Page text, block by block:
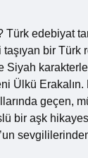
edebiyat
bir
Siyah
Ülkü
geçen,
bir aşk